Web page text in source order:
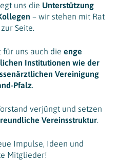
uns die Unterstützung
– wir stehen mit Rat
Seite.
uns auch die enge
Institutionen wie der
Vereinigung
Pfalz.
verjüngt und setzen
Vereinsstruktur.
Impulse, Ideen und
Mitglieder!